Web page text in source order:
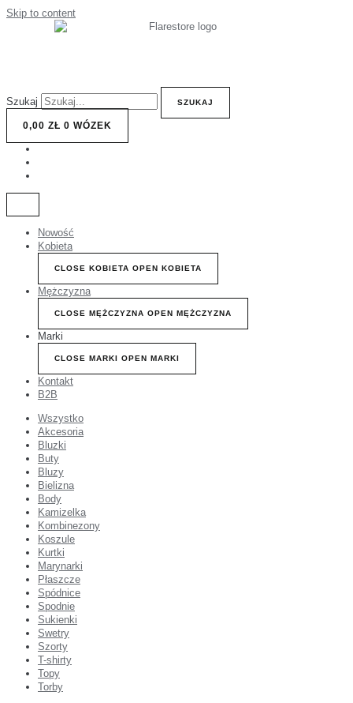
Skip to content
Szukaj SZUKAJ
0,00 ZŁ 0 WÓZEK
Nowość
Kobieta
CLOSE KOBIETA OPEN KOBIETA
Mężczyzna
CLOSE MĘŻCZYZNA OPEN MĘŻCZYZNA
Marki
CLOSE MARKI OPEN MARKI
Kontakt
B2B
Wszystko
Akcesoria
Bluzki
Buty
Bluzy
Bielizna
Body
Kamizelka
Kombinezony
Koszule
Kurtki
Marynarki
Płaszcze
Spódnice
Spodnie
Sukienki
Swetry
Szorty
T-shirty
Topy
Torby